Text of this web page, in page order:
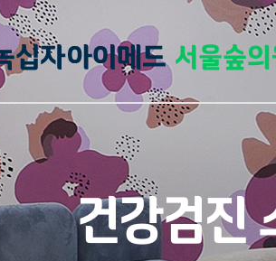
건강검진